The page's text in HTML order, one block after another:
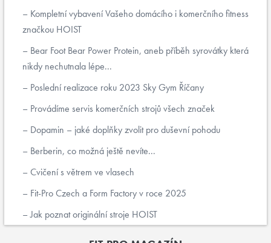
Kompletní vybavení Vašeho domácího i komerčního fitness
značkou HOIST
Bear Foot Bear Power Protein, aneb příběh syrovátky která
nikdy nechutnala lépe...
Poslední realizace roku 2023 Sky Gym Říčany
Provádíme servis komerčních strojů všech značek
Dopamin – jaké doplňky zvolit pro duševní pohodu
Berberin, co možná ještě nevíte...
Cvičení s větrem ve vlasech
Fit-Pro Czech a Form Factory v roce 2025
Jak poznat originální stroje HOIST